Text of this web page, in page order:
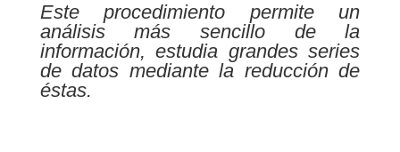
Este procedimiento permite un
análisis más sencillo de la
información, estudia grandes series
de datos mediante la reducción de
éstas.